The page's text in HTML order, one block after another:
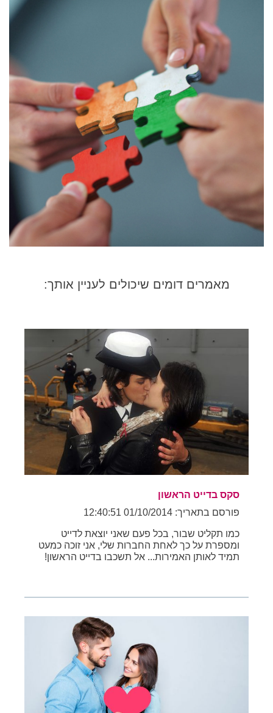
מאמרים דומים שיכולים לעניין אותך:
סקס בדייט הראשון
פורסם בתאריך: 01/10/2014 12:40:51
כמו תקליט שבור, בכל פעם שאני יוצאת לדייט
ומספרת על כך לאחת החברות שלי, אני זוכה כמעט
תמיד לאותן האמירות... אל תשכבו בדייט הראשון!